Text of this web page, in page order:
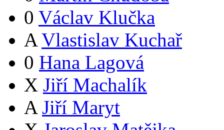
0 Václav Klučka
A Vlastislav Kuchař
0 Hana Lagová
X Jiří Machalík
A Jiří Maryt